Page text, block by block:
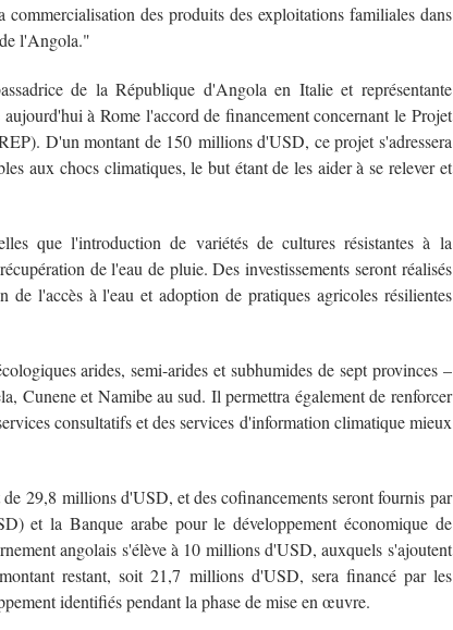
des produits des exploitations familiales dans
l'Angola."
de la République d'Angola en Italie et représentante
à Rome l'accord de financement concernant le Projet
D'un montant de 150 millions d'USD, ce projet s'adressera
aux chocs climatiques, le but étant de les aider à se relever et
que l'introduction de variétés de cultures résistantes à la
de l'eau de pluie. Des investissements seront réalisés
l'accès à l'eau et adoption de pratiques agricoles résilientes
arides, semi-arides et subhumides de sept provinces –
Cunene et Namibe au sud. Il permettra également de renforcer
consultatifs et des services d'information climatique mieux
29,8 millions d'USD, et des cofinancements seront fournis par
et la Banque arabe pour le développement économique de
angolais s'élève à 10 millions d'USD, auxquels s'ajoutent
restant, soit 21,7 millions d'USD, sera financé par les
identifiés pendant la phase de mise en œuvre.